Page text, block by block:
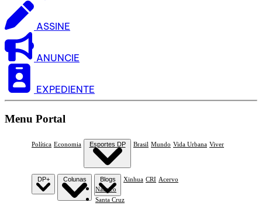
ASSINE
ANUNCIE
EXPEDIENTE
Menu Portal
Política Economia Esportes DP
Náutico
Santa Cruz
Brasil Mundo Vida Urbana Viver
DP+ Colunas Blogs Xinhua CRI Acervo